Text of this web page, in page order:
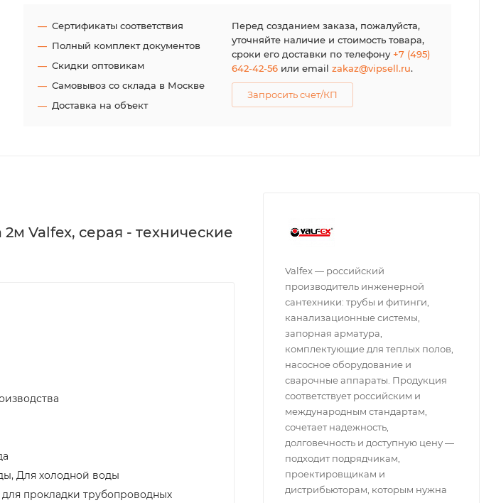
Сертификаты соответствия
Полный комплект документов
Скидки оптовикам
Самовывоз со склада в Москве
Доставка на объект
Перед созданием заказа, пожалуйста,
уточняйте наличие и стоимость товара,
сроки его доставки по телефону+7 (495)
642-42-56или email zakaz@vipsell.ru.
Запросить счет/КП
Valfex, серая - технические
Для холодной воды
прокладки трубопроводных
Valfex — российский
производитель инженерной
сантехники: трубы и фитинги,
канализационные системы,
запорная арматура,
комплектующие для теплых полов,
насосное оборудование и
сварочные аппараты. Продукция
соответствует российским и
международным стандартам,
сочетает надежность,
долговечность и доступную цену —
подходит подрядчикам,
проектировщикам и
дистрибьюторам, которым нужна